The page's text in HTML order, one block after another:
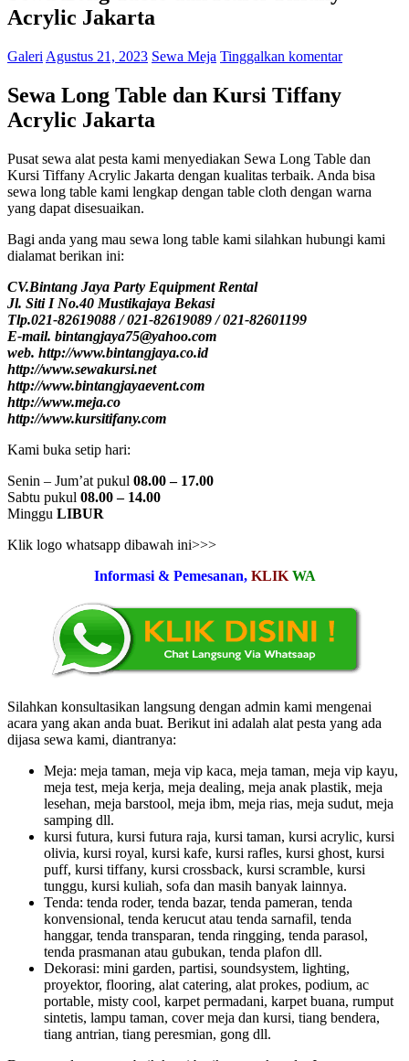
Acrylic Jakarta
Galeri Agustus 21, 2023 Sewa Meja Tinggalkan komentar
Sewa Long Table dan Kursi Tiffany
Acrylic Jakarta
Pusat sewa alat pesta kami menyediakan Sewa Long Table dan
Kursi Tiffany Acrylic Jakarta dengan kualitas terbaik. Anda bisa
sewa long table kami lengkap dengan table cloth dengan warna
yang dapat disesuaikan.
Bagi anda yang mau sewa long table kami silahkan hubungi kami
dialamat berikan ini:
CV.Bintang Jaya Party Equipment Rental
Jl. Siti I No.40 Mustikajaya Bekasi
Tlp.021-82619088 / 021-82619089 / 021-82601199
E-mail. bintangjaya75@yahoo.com
web. http://www.bintangjaya.co.id
http://www.sewakursi.net
http://www.bintangjayaevent.com
http://www.meja.co
http://www.kursitifany.com
Kami buka setip hari:
Senin – Jum’at pukul 08.00 – 17.00
Sabtu pukul 08.00 – 14.00
Minggu LIBUR
Klik logo whatsapp dibawah ini>>>
Informasi & Pemesanan, KLIK WA
Silahkan konsultasikan langsung dengan admin kami mengenai
acara yang akan anda buat. Berikut ini adalah alat pesta yang ada
dijasa sewa kami, diantranya:
Meja: meja taman, meja vip kaca, meja taman, meja vip kayu,
meja test, meja kerja, meja dealing, meja anak plastik, meja
lesehan, meja barstool, meja ibm, meja rias, meja sudut, meja
samping dll.
kursi futura, kursi futura raja, kursi taman, kursi acrylic, kursi
olivia, kursi royal, kursi kafe, kursi rafles, kursi ghost, kursi
puff, kursi tiffany, kursi crossback, kursi scramble, kursi
tunggu, kursi kuliah, sofa dan masih banyak lainnya.
Tenda: tenda roder, tenda bazar, tenda pameran, tenda
konvensional, tenda kerucut atau tenda sarnafil, tenda
hanggar, tenda transparan, tenda ringging, tenda parasol,
tenda prasmanan atau gubukan, tenda plafon dll.
Dekorasi: mini garden, partisi, soundsystem, lighting,
proyektor, flooring, alat catering, alat prokes, podium, ac
portable, misty cool, karpet permadani, karpet buana, rumput
sintetis, lampu taman, cover meja dan kursi, tiang bendera,
tiang antrian, tiang peresmian, gong dll.